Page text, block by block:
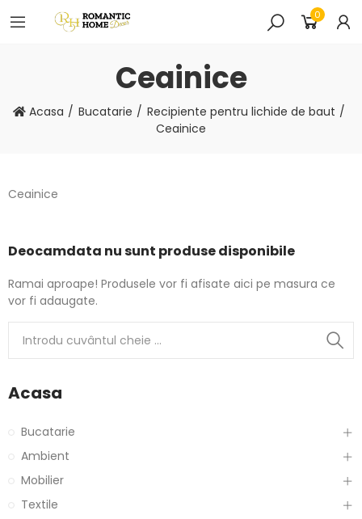
0
Ceainice
Acasa Bucatarie
Recipiente pentru lichide de baut
Ceainice
Ceainice
Deocamdata nu sunt produse disponibile
Ramai aproape! Produsele vor fi afisate aici pe masura ce
vor fi adaugate.
Acasa
Bucatarie
Ambient
Mobilier
Textile